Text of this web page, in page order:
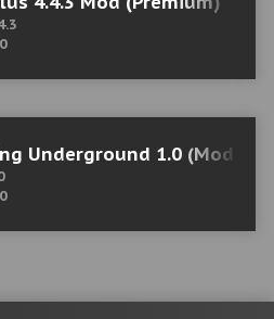
Underground 1.0 (Mod